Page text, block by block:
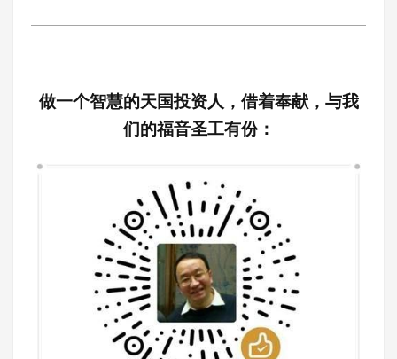
做一个智慧的天国投资人，借着奉献，与我
们的福音圣工有份：